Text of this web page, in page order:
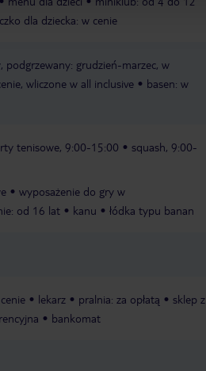
dla dziecka: w cenie
podgrzewany: grudzień-marzec, w
wliczone w all inclusive
basen: w
tenisowe, 9:00-15:00
squash, 9:00-
wyposażenie do gry w
od 16 lat kanu łódka typu banan
lekarz pralnia: za opłatą
sklep z
bankomat